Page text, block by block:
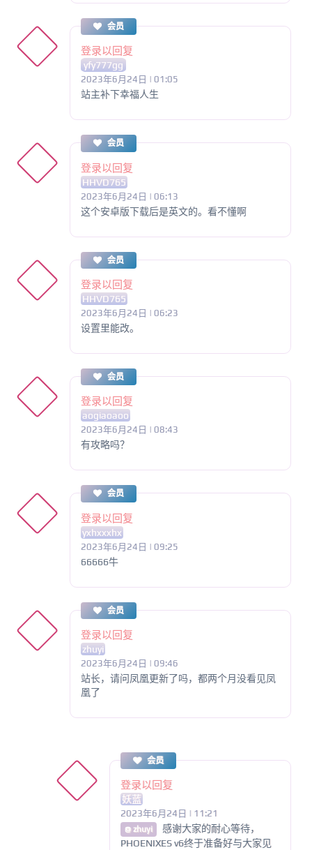
会员
登录以回复
yfy777gg
2023年6月24日 | 01:05
站主补下幸福人生
会员
登录以回复
HHVD765
2023年6月24日 | 06:13
这个安卓版下载后是英文的。看不懂啊
会员
登录以回复
HHVD765
2023年6月24日 | 06:23
设置里能改。
会员
登录以回复
aogiaoaoo
2023年6月24日 | 08:43
有攻略吗？
会员
登录以回复
yxhxxxhx
2023年6月24日 | 09:25
66666牛
会员
登录以回复
zhuyi
2023年6月24日 | 09:46
站长，请问凤凰更新了吗，都两个月没看见凤
凰了
会员
登录以回复
妖蓝
2023年6月24日 | 11:21
@ zhuyi
感谢大家的耐心等待，
PHOENIXES v6终于准备好与大家见